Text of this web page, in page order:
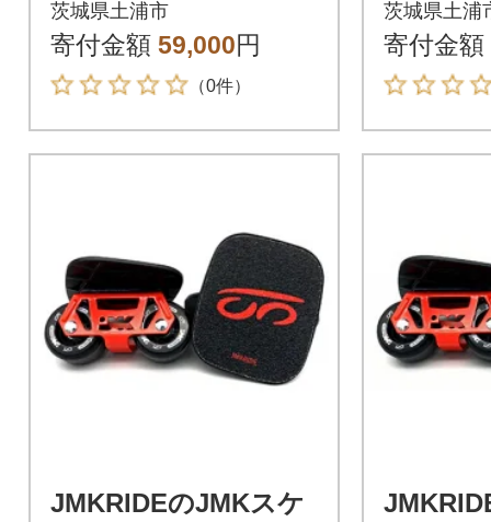
ケート
茨城県土浦市
寄付金額 59,000円
（0件）
リース
茨城県土浦
寄付金額
JMKRIDEのJMKスケ